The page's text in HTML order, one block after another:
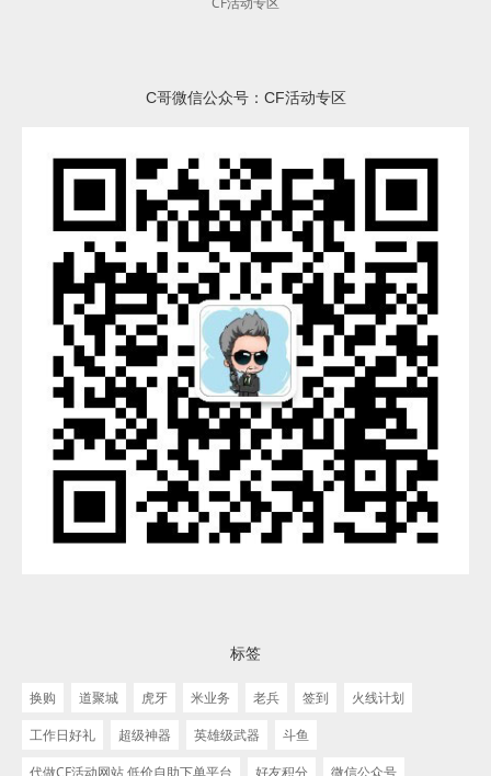
C哥微信公众号：CF活动专区
标签
换购 道聚城 虎牙 米业务 老兵 签到
火线计划
工作日好礼
超级神器 英雄级武器
斗鱼
代做CF活动网站 低价自助下单平台
好友积分 微信公众号